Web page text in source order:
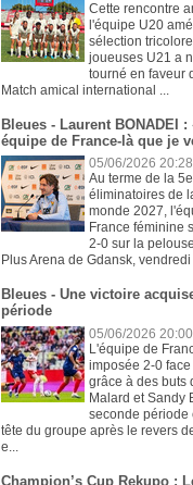
Cette rencontre
l'équipe U20
sélection
joueuses U21 a
tourné en faveur
Match amical international ...
Bleues - Laurent BONADEI :
équipe de France-là que je
05/06/2026 20:28
Au terme de la
éliminatoires de
monde 2027,
France féminine
2-0 sur la
Plus Arena de Gdansk,
Bleues - Une victoire
période
05/06/2026 20:00
L'équipe de
imposée 2-0
grâce à des buts
Malard et Sandy
seconde période
tête du groupe après le revers
e...
Champion’s Cup Rekupo :